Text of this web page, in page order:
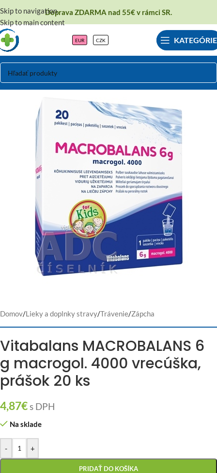
Skip to navigation
Skip to main content
Doprava ZDARMA nad 55€ v rámci SR.
EUR CZK KATEGÓRIE
Domov/Lieky a doplnky stravy/Trávenie/Zápcha
Vitabalans MACROBALANS 6
g macrogol. 4000 vrecúška,
prášok 20 ks
4,87€s DPH
Na sklade
- +
PRIDAŤ DO KOŠÍKA